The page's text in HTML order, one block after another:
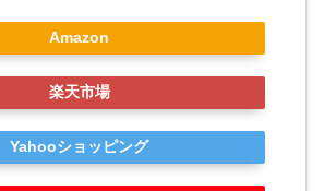
Amazon
楽天市場
Yahooショッピング